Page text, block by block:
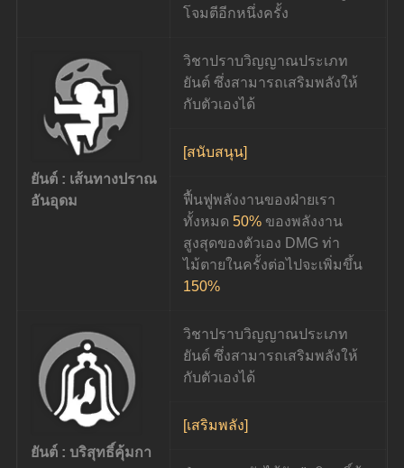
โจมตีอีกหนึ่งครั้ง
ยันต์ : เส้นทางปราณ
อันอุดม
วิชาปราบวิญญาณประเภท
ยันต์ ซึ่งสามารถเสริมพลังให้
กับตัวเองได้
[สนับสนุน]
ฟื้นฟูพลังงานของฝ่ายเรา
ทั้งหมด 50% ของพลังงาน
สูงสุดของตัวเอง DMG ท่า
ไม้ตายในครั้งต่อไปจะเพิ่มขึ้น
150%
ยันต์ : บริสุทธิ์คุ้มกา
วิชาปราบวิญญาณประเภท
ยันต์ ซึ่งสามารถเสริมพลังให้
กับตัวเองได้
[เสริมพลัง]